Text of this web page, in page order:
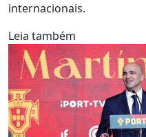
internacionais.
Leia também